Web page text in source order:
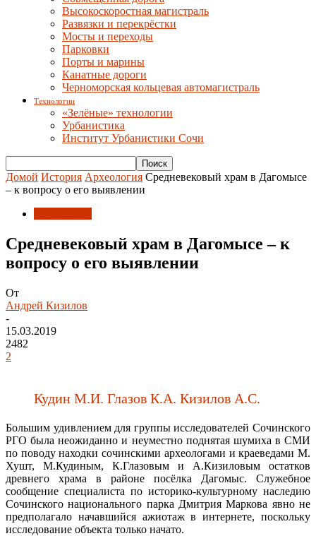
Высокоскоростная магистраль
Развязки и перекрёстки
Мосты и переходы
Парковки
Порты и марины
Канатные дороги
Черноморская кольцевая автомагистраль
Технологии
«Зелёные» технологии
Урбанистика
Институт Урбанистики Сочи
Домой История Археология Средневековый храм в Дагомысе
– к вопросу о его выявлении
Средневековый храм в Дагомысе – к
вопросу о его выявлении
От
Андрей Кизилов
-
15.03.2019
2482
2
Кудин М.И. Глазов К.А. Кизилов А.С.
Большим удивлением для группы исследователей Сочинского
РГО была неожиданно и неуместно поднятая шумиха в СМИ
по поводу находки сочинскими археологами и краеведами М.
Хушт, М.Кудиным, К.Глазовым и А.Кизиловым остатков
древнего храма в районе посёлка Дагомыс. Служебное
сообщение специалиста по историко-культурному наследию
Сочинского национального парка Дмитрия Маркова явно не
предполагало начавшийся ажиотаж в интернете, поскольку
исследование объекта только начато.